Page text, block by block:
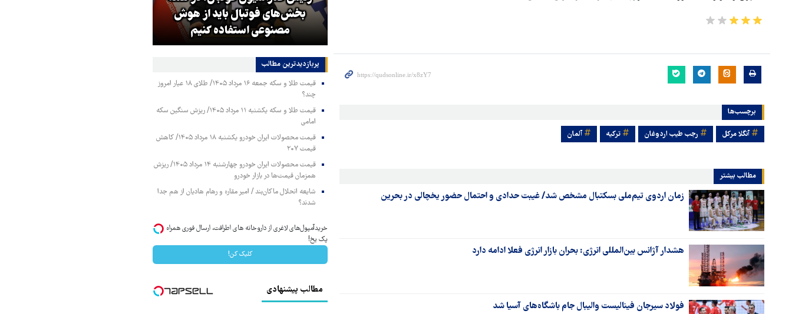
برچسب‌ها
آنگلا مرکل رجب طیب اردوغان ترکیه آلمان
مطالب بیشتر
زمان اردوی تیم‌ملی بسکتبال مشخص شد/ غیبت حدادی و احتمال حضور یخچالی در بحرین
هشدار آژانس بین‌المللی انرژی: بحران بازار انرژی فعلا ادامه دارد
فولاد سیرجان فینالیست والیبال جام باشگاه‌های آسیا شد
بخش‌های فوتبال باید از هوش
مصنوعی استفاده کنیم
پربازدیدترین‌ مطالب
قیمت طلا و سکه جمعه ۱۶ مرداد ۱۴۰۵/ طلای ۱۸ عیار امروز
چند؟
قیمت طلا و سکه یکشنبه ۱۱ مرداد ۱۴۰۵/ ریزش سنگین سکه
امامی
قیمت محصولات ایران خودرو یکشنبه ۱۸ مرداد ۱۴۰۵/ کاهش
قیمت ۲۰۷
قیمت محصولات ایران خودرو چهارشنبه ۱۴ مرداد ۱۴۰۵/ ریزش
همزمان قیمت‌ها در بازار خودرو
شایعه انحلال ماکان‌بند / امیر مقاره و رهام هادیان از هم جدا
شدند؟
خریدآمپول‌های لاغری از داروخانه های اطرافت، ارسال فوری همراه با
پک یخ!
کلیک کن!
مطالب پیشنهادی